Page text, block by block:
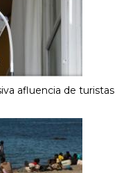
afluencia de turistas